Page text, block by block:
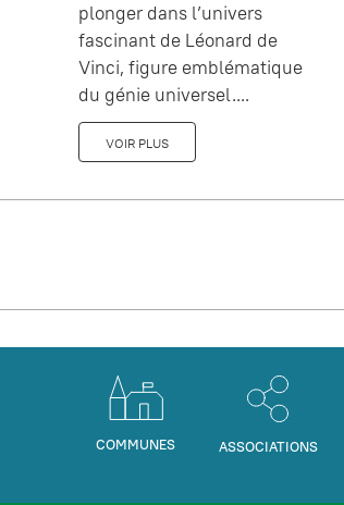
plonger dans l’univers
fascinant de Léonard de
Vinci, figure emblématique
du génie universel....
VOIR PLUS
COMMUNES ASSOCIATIONS